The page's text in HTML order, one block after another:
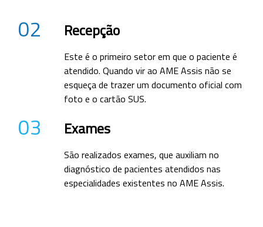
02 Recepção
Este é o primeiro setor em que o paciente é
atendido. Quando vir ao AME Assis não se
esqueça de trazer um documento oficial com
foto e o cartão SUS.
03 Exames
São realizados exames, que auxiliam no
diagnóstico de pacientes atendidos nas
especialidades existentes no AME Assis.